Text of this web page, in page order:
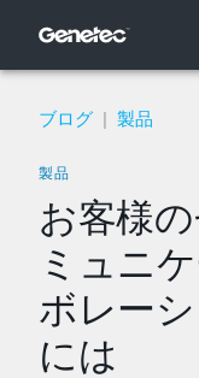
ブログ | 製品
製品
お客様
ミュニ
ボレー
には